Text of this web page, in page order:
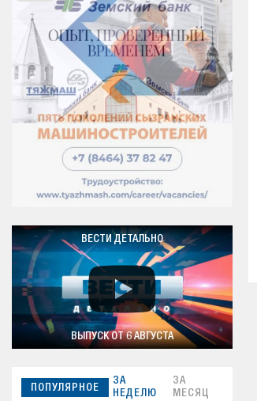
ВЕСТИ ДЕТАЛЬНО
ВЫПУСК ОТ 6 АВГУСТА
ПОПУЛЯРНОЕ
ЗА
НЕДЕЛЮ
ЗА
МЕСЯЦ